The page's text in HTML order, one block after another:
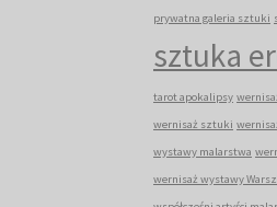
prywatna galeria sztuki
sztuka
tarot apokalipsy
wernisaż sztuki
wystawy malarstwa
wernisaż wystawy